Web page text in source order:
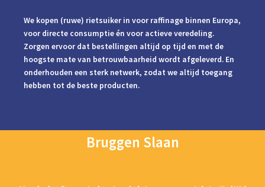
We kopen (ruwe) rietsuiker in voor raffinage binnen Europa,
voor directe consumptie én voor actieve veredeling.
Zorgen ervoor dat bestellingen altijd op tijd en met de
hoogste mate van betrouwbaarheid wordt afgeleverd. En
onderhouden een sterk netwerk, zodat we altijd toegang
hebben tot de beste producten.
Bruggen Slaan